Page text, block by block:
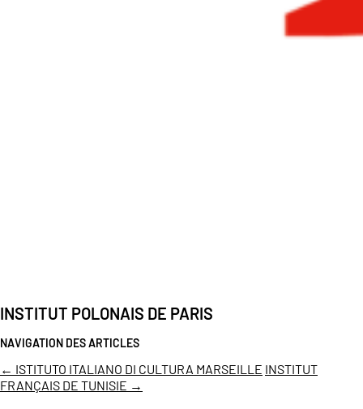
INSTITUT POLONAIS DE PARIS
NAVIGATION DES ARTICLES
← ISTITUTO ITALIANO DI CULTURA MARSEILLE INSTITUT
FRANÇAIS DE TUNISIE →